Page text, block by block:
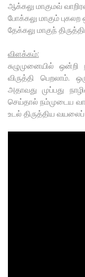
ஆக்கலு மாகுமவ்
போக்கலு மாகும்
தேக்கலு மாகுந்
விளக்கம்:
சுழுமுனையில் ஒன்றி
விருத்தி பெறலாம்.
அதாவது முப்பது
செய்தால் நம்முடைய
உடல் திருத்திய